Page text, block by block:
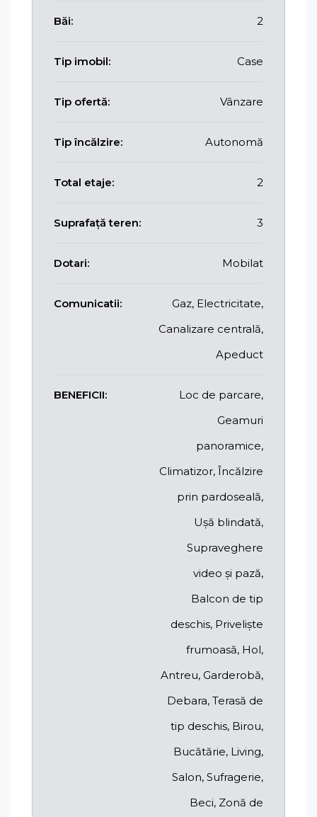
Băi: 2
Tip imobil: Case
Tip ofertă: Vânzare
Tip încălzire: Autonomă
Total etaje: 2
Suprafață teren: 3
Dotari: Mobilat
Comunicatii:
Gaz, Electricitate,
Canalizare centrală,
Apeduct
BENEFICII:
Loc de parcare,
Geamuri
panoramice,
Climatizor, Încălzire
prin pardoseală,
Ușă blindată,
Supraveghere
video și pază,
Balcon de tip
deschis, Priveliște
frumoasă, Hol,
Antreu, Garderobă,
Debara, Terasă de
tip deschis, Birou,
Bucătărie, Living,
Salon, Sufragerie,
Beci, Zonă de